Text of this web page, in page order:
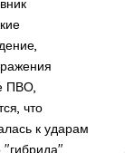
ПВО,
что
к ударам
"гибрида"